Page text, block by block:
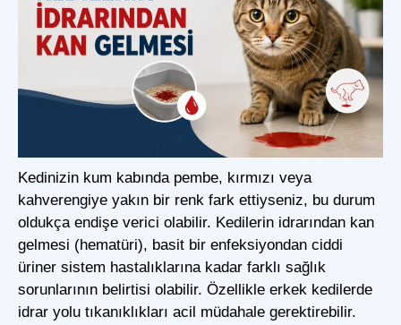
Kedinizin kum kabında pembe, kırmızı veya
kahverengiye yakın bir renk fark ettiyseniz, bu durum
oldukça endişe verici olabilir. Kedilerin idrarından kan
gelmesi (hematüri), basit bir enfeksiyondan ciddi
üriner sistem hastalıklarına kadar farklı sağlık
sorunlarının belirtisi olabilir. Özellikle erkek kedilerde
idrar yolu tıkanıklıkları acil müdahale gerektirebilir.